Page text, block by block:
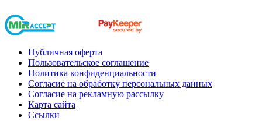
Публичная оферта
Пользовательское соглашение
Политика конфиденциальности
Согласие на обработку персональных данных
Согласие на рекламную рассылку
Карта сайта
Ссылки